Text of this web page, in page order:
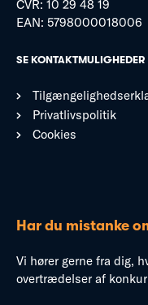
CVR: 10 29 48 19
EAN: 5798000018006
SE KONTAKTMULIGHEDER
Privatlivspolitik
Cookies
Har du mistanke
Vi hører gerne fra dig,
overtrædelser af